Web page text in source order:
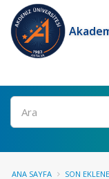
Ara
ANA SAYFA SON